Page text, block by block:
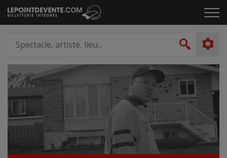
Passer
au
le
artiste,
lieu...